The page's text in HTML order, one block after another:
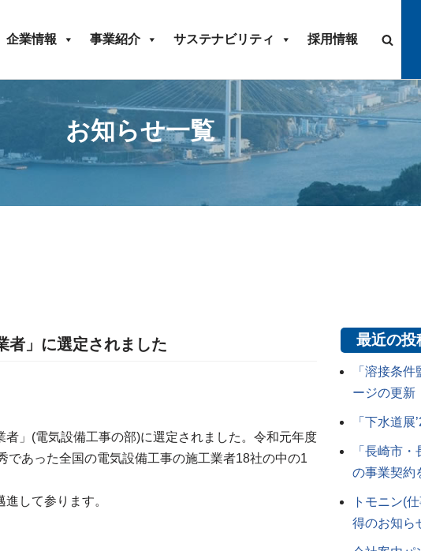
企業情報 事業紹介 サステナビリティ 採用情報
お知らせ一覧
者」に選定されました
」(電気設備工事の部)に選定されました。令和元年度
あった全国の電気設備工事の施工業者18社の中の1
して参ります。
最近の投
「溶接条
ージの更新
「下水道
「長崎市
の事業契約
トモニン(
得のお知ら